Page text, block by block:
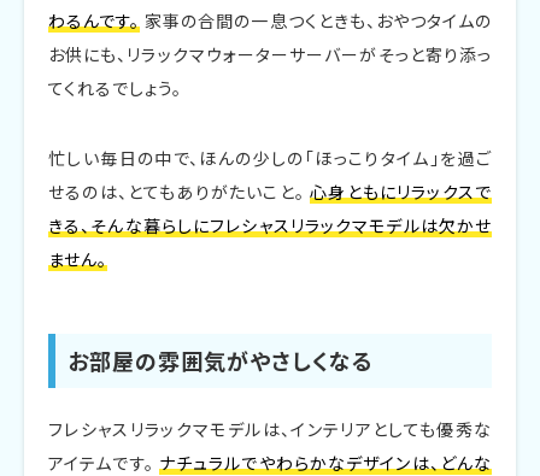
わるんです。 家事の合間の一息つくときも、おやつタイムの
お供にも、リラックマウォーターサーバーがそっと寄り添っ
てくれるでしょう。
忙しい毎日の中で、ほんの少しの「ほっこりタイム」を過ご
せるのは、とてもありがたいこと。心身ともにリラックスで
きる、そんな暮らしにフレシャスリラックマモデルは欠かせ
ません。
お部屋の雰囲気がやさしくなる
フレシャスリラックマモデルは、インテリアとしても優秀な
アイテムです。 ナチュラルでやわらかなデザインは、どんな